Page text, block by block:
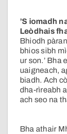
’S iomadh
Leòdhais
Bhiodh
bhios sibh
ur son.’ Bha
uaigneach,
biadh. Ach
dha-rìreabh
ach seo na
Bha athair